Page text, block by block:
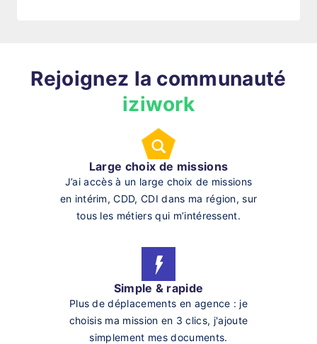
Rejoignez la communauté
iziwork
Large choix de missions
J’ai accès à un large choix de missions
en intérim, CDD, CDI dans ma région, sur
tous les métiers qui m’intéressent.
Simple & rapide
Plus de déplacements en agence : je
choisis ma mission en 3 clics, j'ajoute
simplement mes documents.